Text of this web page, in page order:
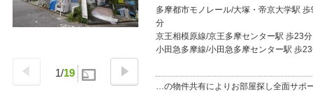
1/19
多摩都市モノレール/大塚・帝京大学駅 歩
分
京王相模原線/京王多摩センター駅 歩23分
小田急多摩線/小田急多摩センター駅 歩
…の物件共有によりお部屋探し全面サポ